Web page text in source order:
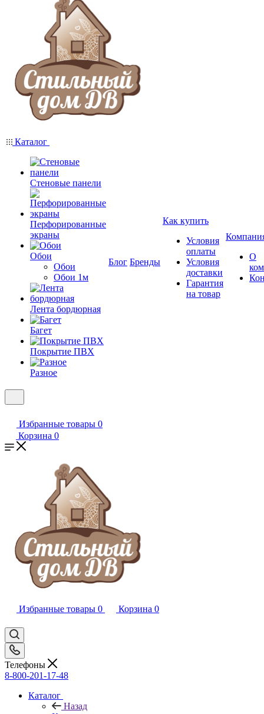
Каталог
Стеновые панели
Перфорированные
экраны
Обои
Обои
Обои 1м
Лента бордюрная
Багет
Покрытие ПВХ
Разное
Блог Бренды
Как купить
Условия
оплаты
Условия
доставки
Гарантия
на товар
О
Избранные товары 0
Корзина 0
Избранные товары 0 Корзина 0
Телефоны
8-800-201-17-48
Каталог
Назад